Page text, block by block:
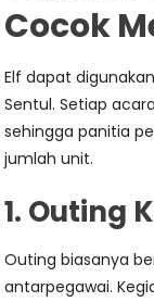
Cocok
Elf dapat
Sentul. Setiap
sehingga panitia
jumlah unit.
1. Outing
Outing biasanya
antarpegawai.